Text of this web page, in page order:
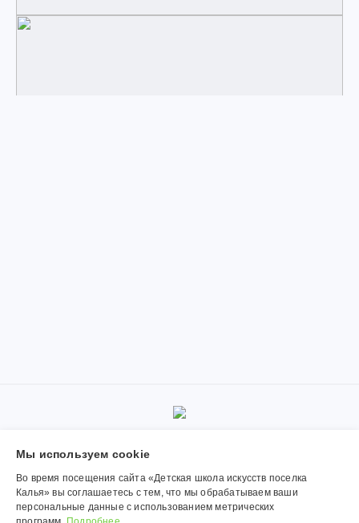
© 2019-2026, Муниципальное автономное учреждение
дополнительного образования «Детская школа искусств поселка
Калья». Использование материалов сайта согласуется с
администрацией учреждения.
Мы используем сookie
Во время посещения сайта «Детская школа искусств поселка
Калья» вы соглашаетесь с тем, что мы обрабатываем ваши
персональные данные с использованием метрических